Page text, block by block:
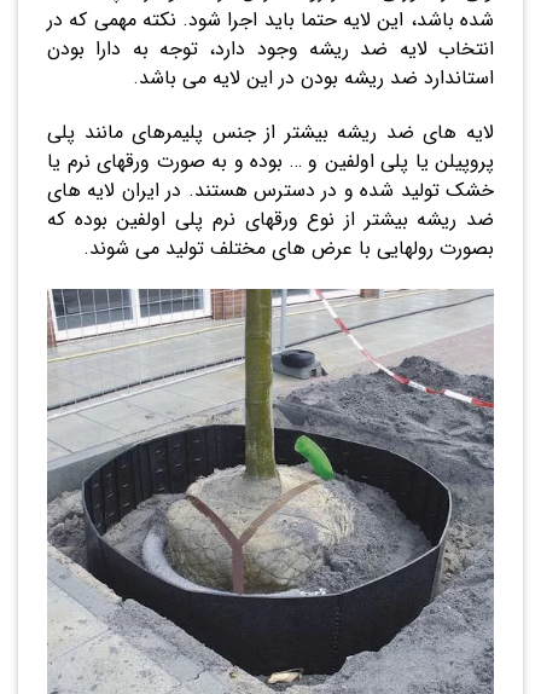
شده باشد، این لایه حتما باید اجرا شود. نکته مهمی که در
انتخاب لایه ضد ریشه وجود دارد، توجه به دارا بودن
استاندارد ضد ریشه بودن در این لایه می باشد.
لایه های ضد ریشه بیشتر از جنس پلیمرهای مانند پلی
پروپیلن یا پلی اولفین و … بوده و به صورت ورقهای نرم یا
خشک تولید شده و در دسترس هستند. در ایران لایه های
ضد ریشه بیشتر از نوع ورقهای نرم پلی اولفین بوده که
بصورت رولهایی با عرض های مختلف تولید می شوند.